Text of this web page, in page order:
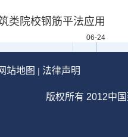
类院校钢筋平法应用
06-24
站地图 | 法律声明
版权所有 2012中